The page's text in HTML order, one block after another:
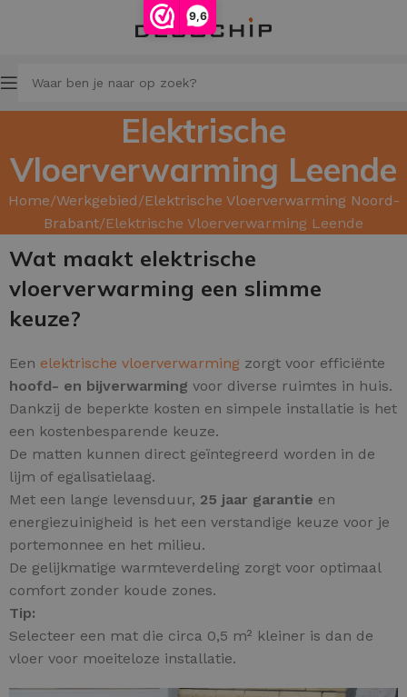
9,6
Elektrische
Vloerverwarming Leende
Home Werkgebied Elektrische Vloerverwarming Noord-
Brabant Elektrische Vloerverwarming Leende
Wat maakt elektrische
vloerverwarming een slimme
keuze?
Een elektrische vloerverwarming zorgt voor efficiënte
hoofd- en bijverwarming voor diverse ruimtes in huis.
Dankzij de beperkte kosten en simpele installatie is het
een kostenbesparende keuze.
De matten kunnen direct geïntegreerd worden in de
lijm of egalisatielaag.
Met een lange levensduur, 25 jaar garantie en
energiezuinigheid is het een verstandige keuze voor je
portemonnee en het milieu.
De gelijkmatige warmteverdeling zorgt voor optimaal
comfort zonder koude zones.
Tip:
Selecteer een mat die circa 0,5 m² kleiner is dan de
vloer voor moeiteloze installatie.